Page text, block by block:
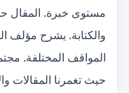
مستوى خبرة. المقال
والكتابة. يشرح مؤلف
المواقف المختلفة.
حيث تغمرنا المقالات